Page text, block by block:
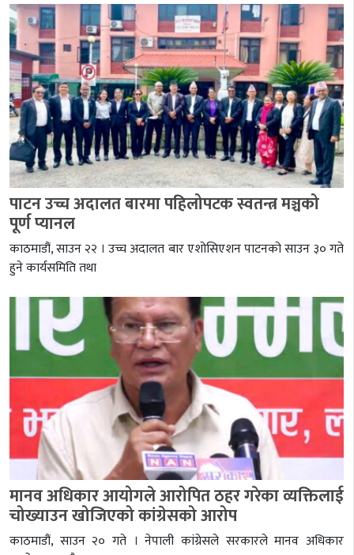
पाटन उच्च अदालत बारमा पहिलोपटक स्वतन्त्र मञ्चको
पूर्ण प्यानल
काठमाडौं, साउन २२ । उच्च अदालत बार एशोसिएशन पाटनको साउन ३० गते
हुने कार्यसमिति तथा
मानव अधिकार आयोगले आरोपित ठहर गरेका व्यक्तिलाई
चोख्याउन खोजिएको कांग्रेसको आरोप
काठमाडौं, साउन २० गते । नेपाली कांग्रेसले सरकारले मानव अधिकार